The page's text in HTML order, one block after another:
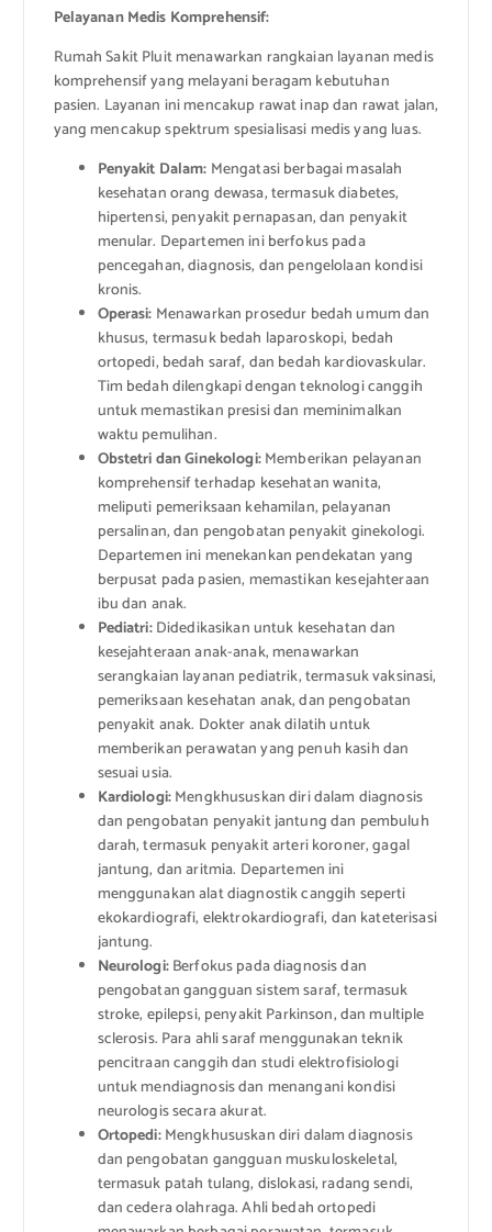
Pelayanan Medis Komprehensif:
Rumah Sakit Pluit menawarkan rangkaian layanan medis
komprehensif yang melayani beragam kebutuhan
pasien. Layanan ini mencakup rawat inap dan rawat jalan,
yang mencakup spektrum spesialisasi medis yang luas.
Penyakit Dalam: Mengatasi berbagai masalah
kesehatan orang dewasa, termasuk diabetes,
hipertensi, penyakit pernapasan, dan penyakit
menular. Departemen ini berfokus pada
pencegahan, diagnosis, dan pengelolaan kondisi
kronis.
Operasi: Menawarkan prosedur bedah umum dan
khusus, termasuk bedah laparoskopi, bedah
ortopedi, bedah saraf, dan bedah kardiovaskular.
Tim bedah dilengkapi dengan teknologi canggih
untuk memastikan presisi dan meminimalkan
waktu pemulihan.
Obstetri dan Ginekologi:Memberikan pelayanan
komprehensif terhadap kesehatan wanita,
meliputi pemeriksaan kehamilan, pelayanan
persalinan, dan pengobatan penyakit ginekologi.
Departemen ini menekankan pendekatan yang
berpusat pada pasien, memastikan kesejahteraan
ibu dan anak.
Pediatri:Didedikasikan untuk kesehatan dan
kesejahteraan anak-anak, menawarkan
serangkaian layanan pediatrik, termasuk vaksinasi,
pemeriksaan kesehatan anak, dan pengobatan
penyakit anak. Dokter anak dilatih untuk
memberikan perawatan yang penuh kasih dan
sesuai usia.
Kardiologi:Mengkhususkan diri dalam diagnosis
dan pengobatan penyakit jantung dan pembuluh
darah, termasuk penyakit arteri koroner, gagal
jantung, dan aritmia. Departemen ini
menggunakan alat diagnostik canggih seperti
ekokardiografi, elektrokardiografi, dan kateterisasi
jantung.
Neurologi:Berfokus pada diagnosis dan
pengobatan gangguan sistem saraf, termasuk
stroke, epilepsi, penyakit Parkinson, dan multiple
sclerosis. Para ahli saraf menggunakan teknik
pencitraan canggih dan studi elektrofisiologi
untuk mendiagnosis dan menangani kondisi
neurologis secara akurat.
Ortopedi:Mengkhususkan diri dalam diagnosis
dan pengobatan gangguan muskuloskeletal,
termasuk patah tulang, dislokasi, radang sendi,
dan cedera olahraga. Ahli bedah ortopedi